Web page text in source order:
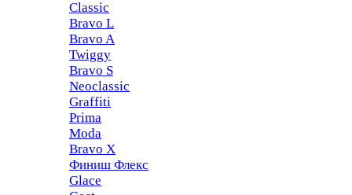
Classic
Bravo L
Bravo A
Twiggy
Bravo S
Neoclassic
Graffiti
Prima
Moda
Bravo X
Финиш Флекс
Glace